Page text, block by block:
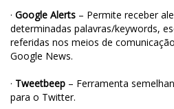
· Google Alerts – Permite receber
determinadas palavras/keywords,
referidas nos meios de
Google News.
· Tweetbeep – Ferramenta
para o Twitter.